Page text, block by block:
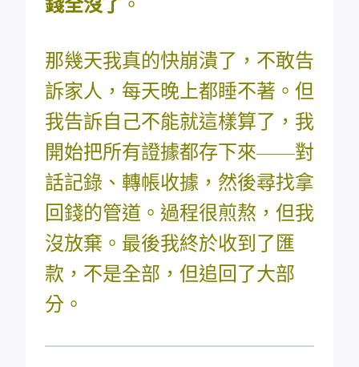
那幾天我真的快崩潰了，不敢告
訴家人，每天晚上都睡不著。但
我告訴自己不能就這樣算了，我
開始把所有證據都存下來——對
話記錄、轉帳收據，然後尋找拿
回錢的管道。過程很煎熬，但我
沒放棄。最後我終於收到了匯
款，不是全部，但追回了大部
分。